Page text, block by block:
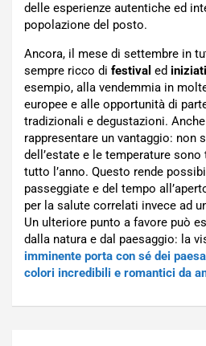
delle esperienze autentiche ed
popolazione del posto.
Ancora, il mese di settembre in
sempre ricco di festival ed
esempio, alla vendemmia in
europee e alle opportunità di
tradizionali e degustazioni. Anche
rappresentare un vantaggio: non
dell’estate e le temperature
tutto l’anno. Questo rende
passeggiate e del tempo
per la salute correlati invece ad
Un ulteriore punto a favore può
dalla natura e dal paesaggio: la
imminente porta con sé dei
colori incredibili e romantici da